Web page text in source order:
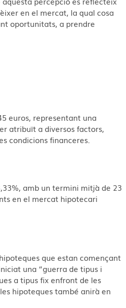
en el mercat, la qual cosa
oportunitats, a prendre
euros, representant una
atribuït a diversos factors,
condicions financeres.
amb un termini mitjà de 23
en el mercat hipotecari
que estan començant
una “guerra de tipus i
a tipus fix enfront de les
hipoteques també anirà en